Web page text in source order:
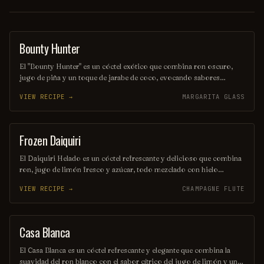
COCKTAIL
Bounty Hunter
El "Bounty Hunter" es un cóctel exótico que combina ron oscuro,
jugo de piña y un toque de jarabe de coco, evocando sabores
rodaja de piña y una cereza, este trago es perfecto para aquellos que
buscan una aventura refrescante en cada sorbo. Ideal para disfrutar
en una tarde soleada o en una fiesta temática.
VIEW RECIPE → MARGARITA GLASS
ORDINARY DRINK
Frozen Daiquiri
El Daiquiri Helado es un cóctel refrescante y delicioso que combina
ron, jugo de limón fresco y azúcar, todo mezclado con hielo
disfrutar en un día caluroso, este trago tropical ofrece un equilibrio
perfecto entre acidez y dulzura. Su presentación vibrante y su sabor
irresistible lo convierten en una opción ideal para cualquier ocasión
festiva.
VIEW RECIPE → CHAMPAGNE FLUTE
ORDINARY DRINK
Casa Blanca
El Casa Blanca es un cóctel refrescante y elegante que combina la
suavidad del ron blanco con el sabor cítrico del jugo de limón y un